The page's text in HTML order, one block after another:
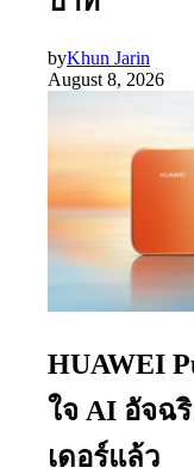
byKhun Jarin
August 8, 2026
HUAWEI
ใจ AI อัจฉริ
เดอร์แล้ว